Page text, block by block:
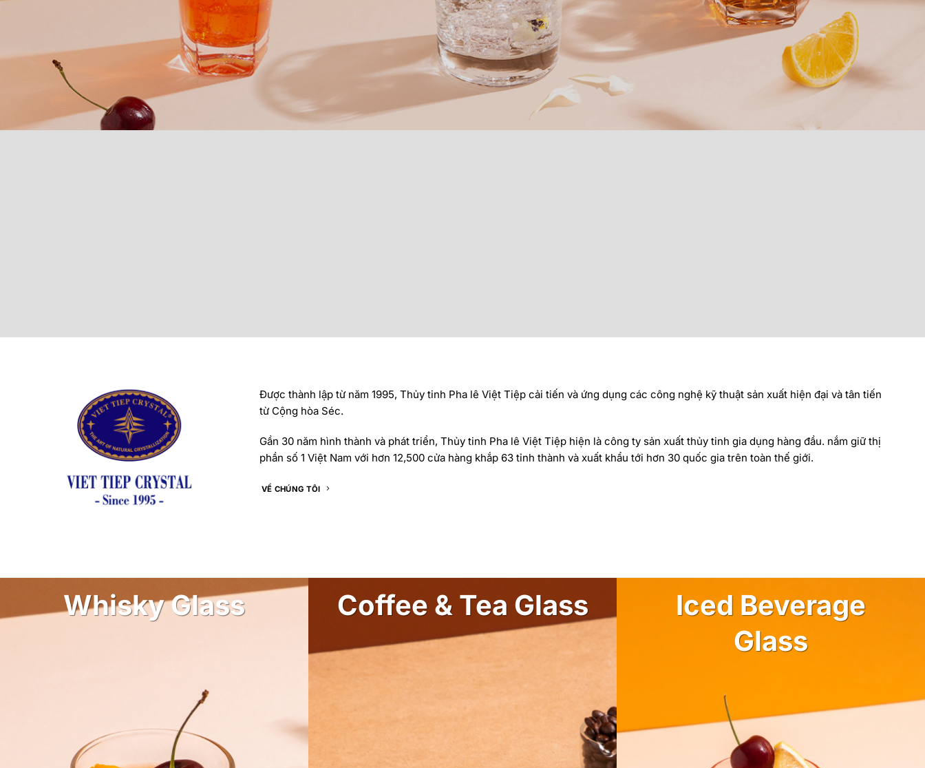
Được thành lập từ năm 1995, Thủy tinh Pha lê Việt Tiệp cải tiến và ứng dụng các công nghệ kỹ thuật sản xuất hiện đại và tân tiến
từ Cộng hòa Séc.
Gần 30 năm hình thành và phát triển, Thủy tinh Pha lê Việt Tiệp hiện là công ty sản xuất thủy tinh gia dụng hàng đầu. nắm giữ thị
phần số 1 Việt Nam với hơn 12,500 cửa hàng khắp 63 tỉnh thành và xuất khẩu tới hơn 30 quốc gia trên toàn thế giới.
VỀ CHÚNG TÔI
Whisky Glass Coffee & Tea Glass
Iced Beverage
Glass